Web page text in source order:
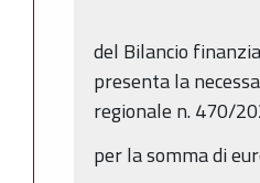
del Bilancio
presenta la
regionale n. 470/
per la somma di